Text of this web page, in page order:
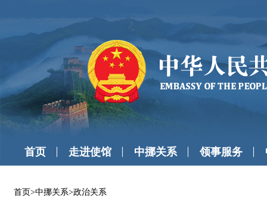
首页 走进使馆 中挪关系 领事服务
首页>中挪关系>政治关系